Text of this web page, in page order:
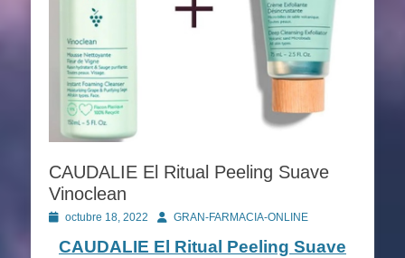
CAUDALIE El Ritual Peeling Suave
Vinoclean
Publicado
octubre 18, 2022 AutorGRAN-FARMACIA-ONLINE
CAUDALIE El Ritual Peeling Suave